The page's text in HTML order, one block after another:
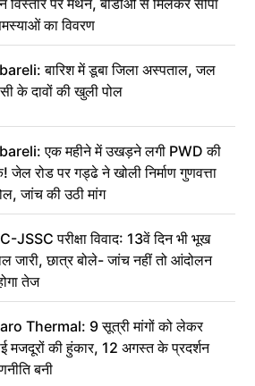
का विवरण
बारिश में डूबा जिला अस्पताल, जल
के दावों की खुली पोल
एक महीने में उखड़ने लगी PWD की
रोड पर गड्ढे ने खोली निर्माण गुणवत्ता
जांच की उठी मांग
JSSC परीक्षा विवाद: 13वें दिन भी भूख
जारी, छात्र बोले- जांच नहीं तो आंदोलन
तेज
Thermal: 9 सूत्री मांगों को लेकर
मजदूरों की हुंकार, 12 अगस्त के प्रदर्शन
बनी